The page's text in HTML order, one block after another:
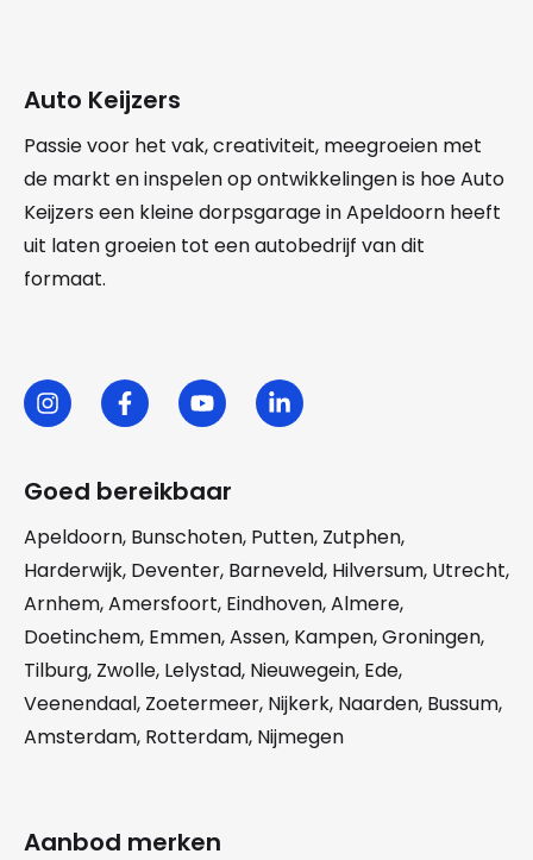
Auto Keijzers
Passie voor het vak, creativiteit, meegroeien met
de markt en inspelen op ontwikkelingen is hoe Auto
Keijzers een kleine dorpsgarage in Apeldoorn heeft
uit laten groeien tot een autobedrijf van dit
formaat.
Goed bereikbaar
Apeldoorn, Bunschoten, Putten, Zutphen,
Harderwijk, Deventer, Barneveld, Hilversum, Utrecht,
Arnhem,Amersfoort, Eindhoven,Almere,
Doetinchem, Emmen,Assen, Kampen,Groningen,
Tilburg, Zwolle, Lelystad, Nieuwegein, Ede,
Veenendaal, Zoetermeer, Nijkerk, Naarden, Bussum,
Amsterdam, Rotterdam, Nijmegen
Aanbod merken